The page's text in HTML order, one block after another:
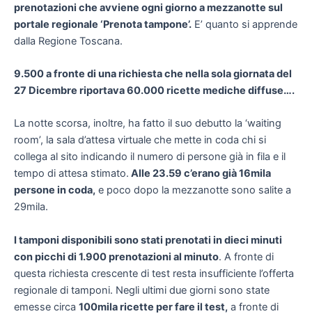
prenotazioni che avviene ogni giorno a mezzanotte sul
portale regionale ‘Prenota tampone’. E’ quanto si apprende
dalla Regione Toscana.
9.500 a fronte di una richiesta che nella sola giornata del
27 Dicembre riportava 60.000 ricette mediche diffuse….
La notte scorsa, inoltre, ha fatto il suo debutto la ‘waiting
room’, la sala d’attesa virtuale che mette in coda chi si
collega al sito indicando il numero di persone già in fila e il
tempo di attesa stimato. Alle 23.59 c’erano già 16mila
persone in coda, e poco dopo la mezzanotte sono salite a
29mila.
I tamponi disponibili sono stati prenotati in dieci minuti
con picchi di 1.900 prenotazioni al minuto. A fronte di
questa richiesta crescente di test resta insufficiente l’offerta
regionale di tamponi. Negli ultimi due giorni sono state
emesse circa 100mila ricette per fare il test, a fronte di